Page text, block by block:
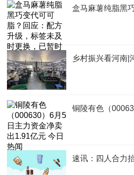
盒马麻薯纯脂黑
乡村振兴看河南|
铜陵有色（
速讯：四人合力